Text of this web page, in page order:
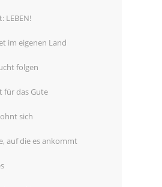
LEBEN!
im eigenen Land
folgen
für das Gute
sich
auf die es ankommt